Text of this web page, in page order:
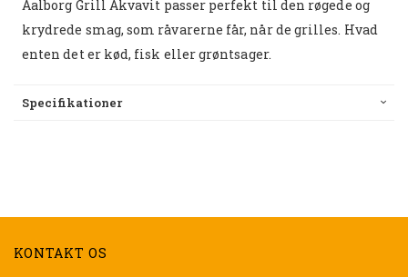
Aalborg Grill Akvavit passer perfekt til den røgede og
krydrede smag, som råvarerne får, når de grilles. Hvad
enten det er kød, fisk eller grøntsager.
Specifikationer
KONTAKT OS